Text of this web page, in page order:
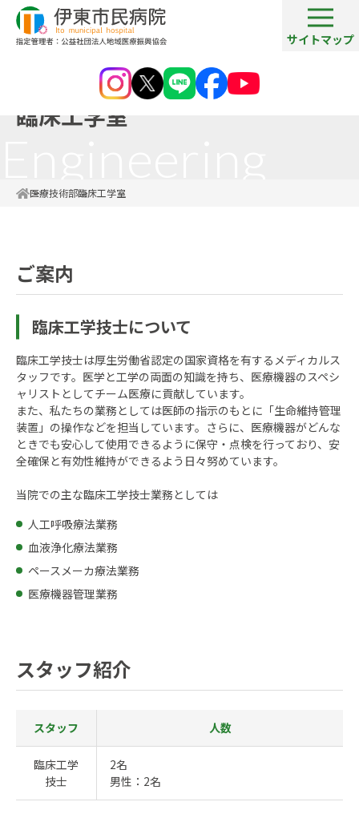
サイトマップ
臨床工学室
Medical
医療技術部臨床工学室
ご案内
臨床工学技士について
臨床工学技士は厚生労働省認定の国家資格を有するメディカルス
タッフです。医学と工学の両面の知識を持ち、医療機器のスペシ
ャリストとしてチーム医療に貢献しています。
また、私たちの業務としては医師の指示のもとに「生命維持管理
装置」の操作などを担当しています。さらに、医療機器がどんな
ときでも安心して使用できるように保守・点検を行っており、安
全確保と有効性維持ができるよう日々努めています。
当院での主な臨床工学技士業務としては
人工呼吸療法業務
血液浄化療法業務
ペースメーカ療法業務
医療機器管理業務
スタッフ紹介
スタッフ 人数
臨床工学
技士
2名
男性：2名